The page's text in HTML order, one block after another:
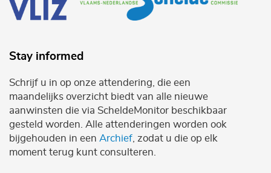
Stay informed
Schrijf u in op onze attendering, die een
maandelijks overzicht biedt van alle nieuwe
aanwinsten die via ScheldeMonitor beschikbaar
gesteld worden. Alle attenderingen worden ook
bijgehouden in een Archief , zodat u die op elk
moment terug kunt consulteren.